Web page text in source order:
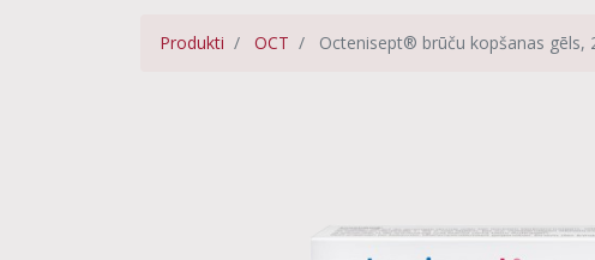
Produkti OCT Octenisept® brūču kopšanas gēls,